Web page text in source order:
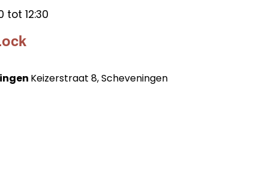
tot 12:30
Keizerstraat 8, Scheveningen